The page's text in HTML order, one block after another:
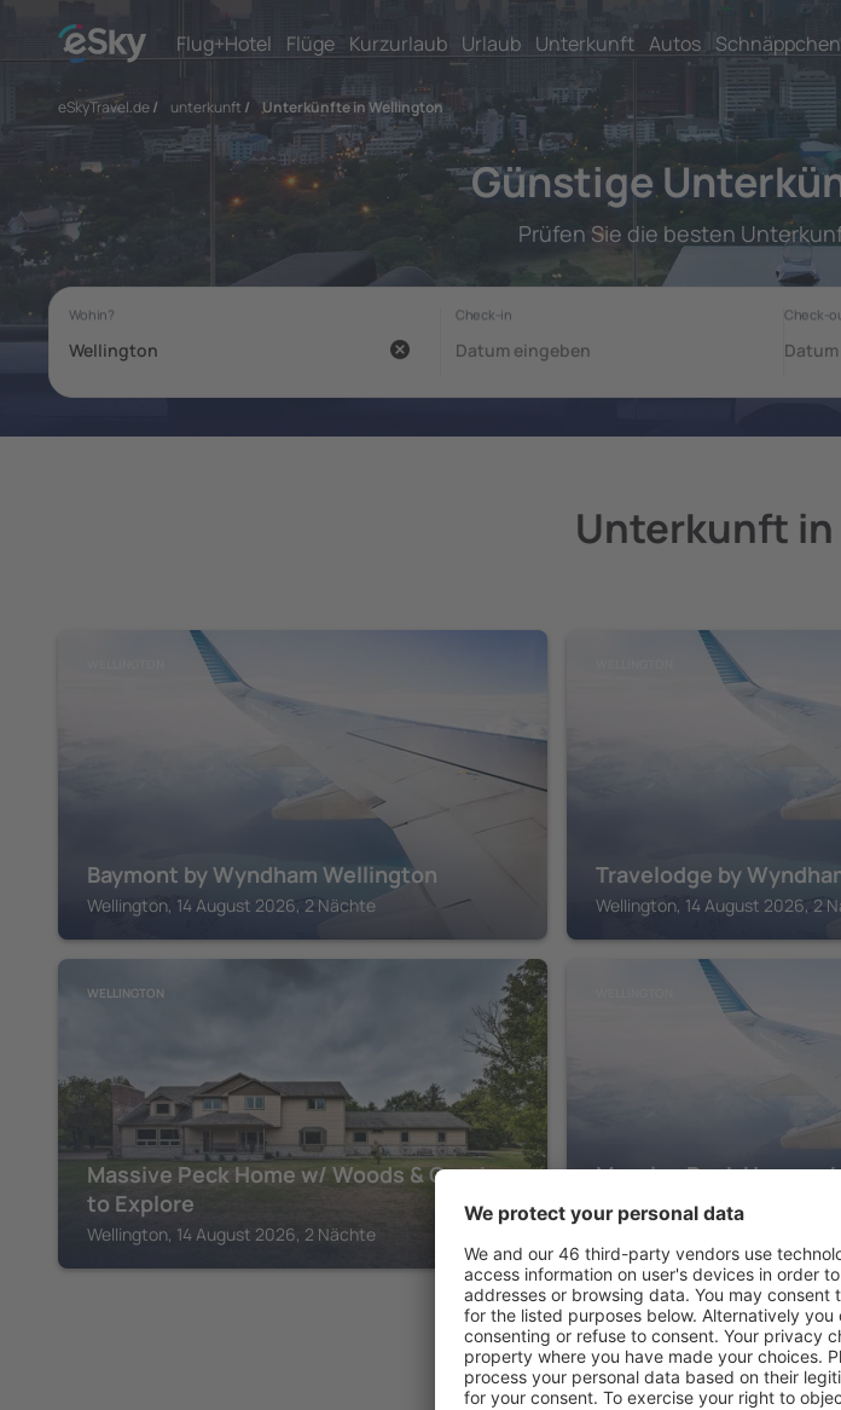
Flug+Hotel Flüge Kurzurlaub Urlaub Unterkunft Autos Schnäppchen
eSkyTravel.de/ unterkunft / Unterkünfte in Wellington
Günstige
Prüfen Sie die besten
Unterkunft
Baymont by Wyndham Wellington
Wellington, 14 August 2026, 2 Nächte
Travelodge by
Wellington, 14 August 2026, 2
WELLINGTON
Massive Peck Home w/ Woods & Creek
to Explore
Wellington, 14 August 2026, 2 Nächte
Massive Peck Home
to Explore
Mehr Angebote